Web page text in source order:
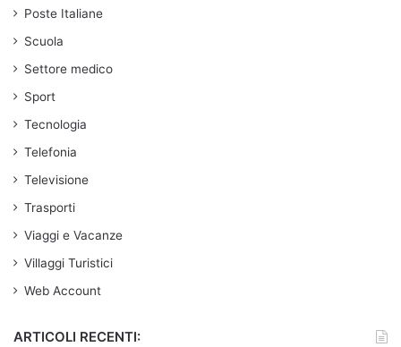
Poste Italiane
Scuola
Settore medico
Sport
Tecnologia
Telefonia
Televisione
Trasporti
Viaggi e Vacanze
Villaggi Turistici
Web Account
ARTICOLI RECENTI: